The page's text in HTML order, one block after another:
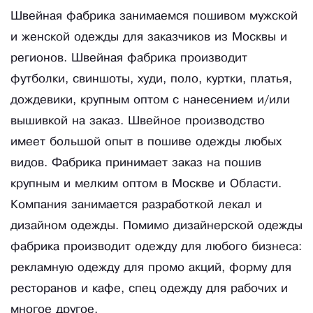
Швейная фабрика занимаемся пошивом мужской
и женской одежды для заказчиков из Москвы и
регионов. Швейная фабрика производит
футболки, свиншоты, худи, поло, куртки, платья,
дождевики, крупным оптом с нанесением и/или
вышивкой на заказ. Швейное производство
имеет большой опыт в пошиве одежды любых
видов. Фабрика принимает заказ на пошив
крупным и мелким оптом в Москве и Области.
Компания занимается разработкой лекал и
дизайном одежды. Помимо дизайнерской одежды
фабрика производит одежду для любого бизнеса:
рекламную одежду для промо акций, форму для
ресторанов и кафе, спец одежду для рабочих и
многое другое.